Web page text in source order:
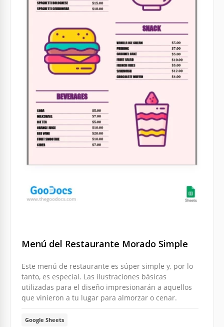
Menú del Restaurante Morado Simple
Este menú de restaurante es súper simple y, por lo
tanto, es especial. Las ilustraciones básicas
utilizadas para el diseño impresionarán a aquellos
que vinieron a tu lugar para almorzar o cenar.
Google Sheets